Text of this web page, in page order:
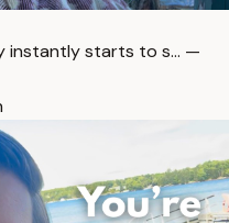
instantly starts to s… —